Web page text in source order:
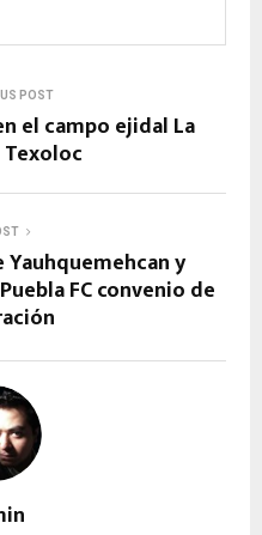
POST
el campo ejidal La
Texoloc
y
FC convenio de